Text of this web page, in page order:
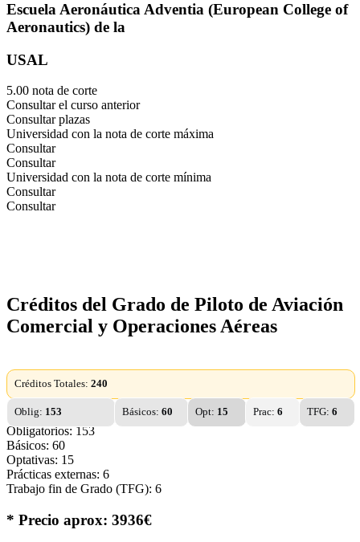
Escuela Aeronáutica Adventia (European College of
Aeronautics) de la
USAL
5.00 nota de corte
Consultar el curso anterior
Consultar plazas
Universidad con la nota de corte máxima
Consultar
Consultar
Universidad con la nota de corte mínima
Consultar
Consultar
Créditos del Grado de Piloto de Aviación
Comercial y Operaciones Aéreas
Créditos Totales: 240
Oblig: 153 Básicos: 60 Opt: 15 Prac: 6 TFG:6
Obligatorios: 153
Básicos: 60
Optativas: 15
Prácticas externas: 6
Trabajo fin de Grado (TFG): 6
* Precio aprox: 3936€